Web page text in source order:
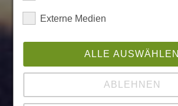
Externe Medien
ALLE AUSWÄHLEN
ABLEHNEN